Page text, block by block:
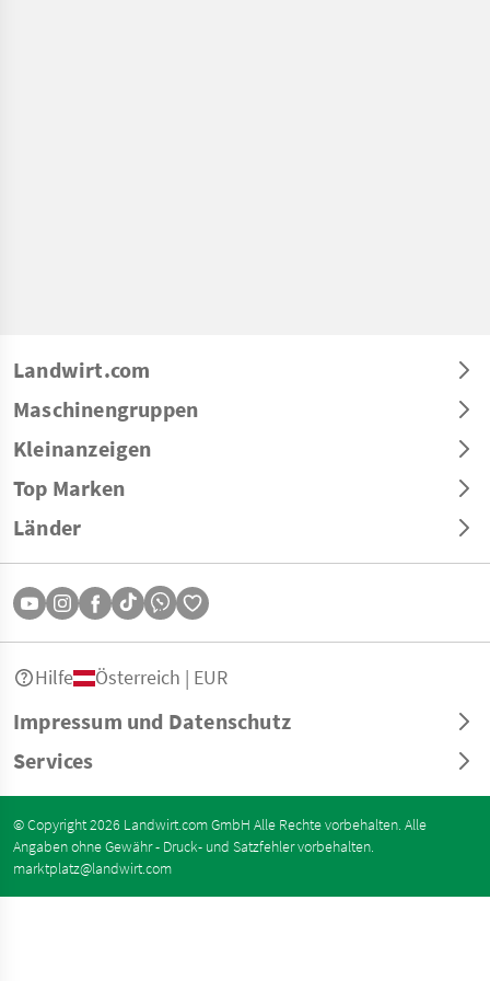
Landwirt.com
Maschinengruppen
Kleinanzeigen
Top Marken
Länder
Impressum und Datenschutz
Services
Hilfe Österreich | EUR
© Copyright 2026 Landwirt.com GmbH Alle Rechte vorbehalten. Alle
Angaben ohne Gewähr - Druck- und Satzfehler vorbehalten.
marktplatz@landwirt.com